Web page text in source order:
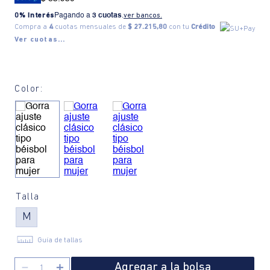
0% Interés Pagando a 3 cuotas.ver bancos.
Compra a 4cuotas mensuales de $ 27.215,80 con tu Crédito
Ver cuotas...
Color:
Talla
M
Guía de tallas
Agregar a la bolsa